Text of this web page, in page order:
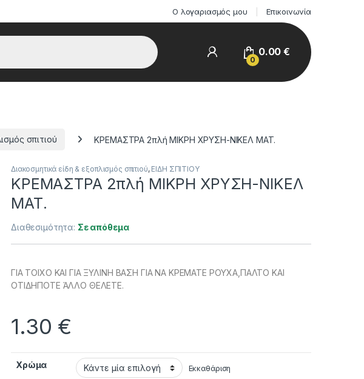
Ο λογαριασμός μου Επικοινωνία
0
0.00€
σπιτιού ΚΡΕΜΑΣΤΡΑ 2πλή ΜΙΚΡΗ ΧΡΥΣΗ-ΝΙΚΕΛ ΜΑΤ.
Διακοσμητικά είδη & εξοπλισμός σπιτιού, ΕΙΔΗ ΣΠΙΤΙΟΥ
ΚΡΕΜΑΣΤΡΑ 2πλή ΜΙΚΡΗ ΧΡΥΣΗ-ΝΙΚΕΛ
ΜΑΤ.
Διαθεσιμότητα: Σε απόθεμα
ΓΙΑ ΤΟΙΧΟ ΚΑΙ ΓΙΑ ΞΥΛΙΝΗ ΒΑΣΗ ΓΙΑ ΝΑ ΚΡΕΜΑΤΕ ΡΟΥΧΑ,ΠΑΛΤΟ ΚΑΙ
ΟΤΙΔΗΠΟΤΕ ΆΛΛΟ ΘΕΛΕΤΕ.
1.30 €
Χρώμα Εκκαθάριση